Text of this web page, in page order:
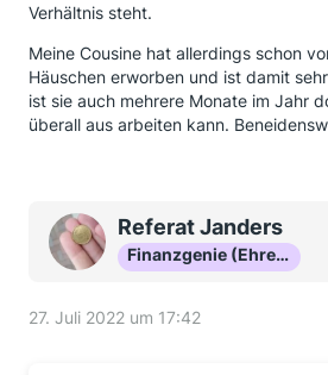
Verhältnis steht.
Meine Cousine hat allerdings schon
Häuschen erworben und ist damit
ist sie auch mehrere Monate im Jahr
überall aus arbeiten kann.
Referat Janders
Finanzgenie (Ehrenmitglied)
27. Juli 2022 um 17:42